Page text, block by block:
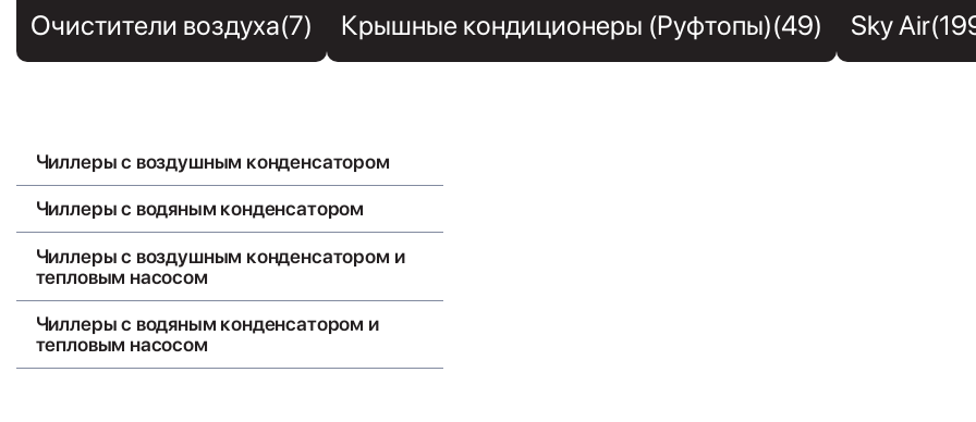
Очистители воздуха(7) Крышные кондиционеры (Руфтопы)(49) Sky
Чиллеры с воздушным конденсатором
Чиллеры с водяным конденсатором
Чиллеры с воздушным конденсатором и
тепловым насосом
Чиллеры с водяным конденсатором и
тепловым насосом